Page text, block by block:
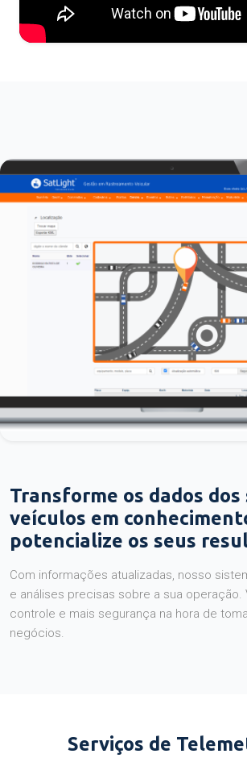
Transforme os dados dos
veículos em
potencialize os seus
Com informações atualizadas, nosso
e análises precisas sobre a sua
controle e mais segurança na hora de
negócios.
Serviços de